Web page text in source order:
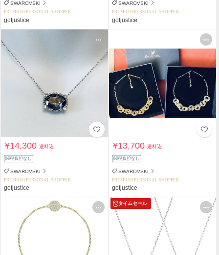
SWAROVSKI
PREMIUM PERSONAL SHOPPER
gotjustice
SWAROVSKI
PREMIUM PERSONAL SHOPPER
gotjustice
¥14,300送料込
関税負担なし
SWAROVSKI
PREMIUM PERSONAL SHOPPER
gotjustice
¥13,700送料込
関税負担なし
SWAROVSKI
PREMIUM PERSONAL SHOPPER
gotjustice
タイムセール